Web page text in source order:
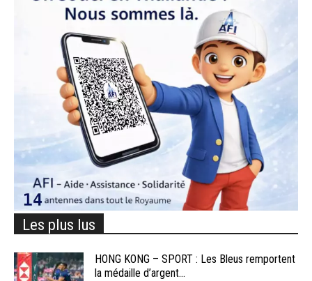
Les plus lus
HONG KONG – SPORT : Les Bleus remportent
la médaille d’argent...